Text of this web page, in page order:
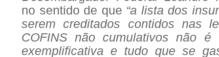
no sentido de que “a lista dos
serem creditados contidos nas
COFINS não cumulativos não é
exemplificativa e tudo que se